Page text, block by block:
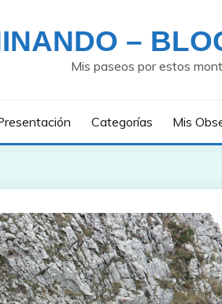
–
Mis paseos por estos
Categorías Mis